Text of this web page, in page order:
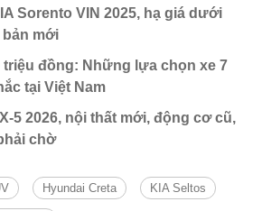
Sorento VIN 2025, hạ giá dưới
bản mới
triệu đồng: Những lựa chọn xe 7
tại Việt Nam
5 2026, nội thất mới, động cơ cũ,
chờ
Hyundai Creta KIA Seltos